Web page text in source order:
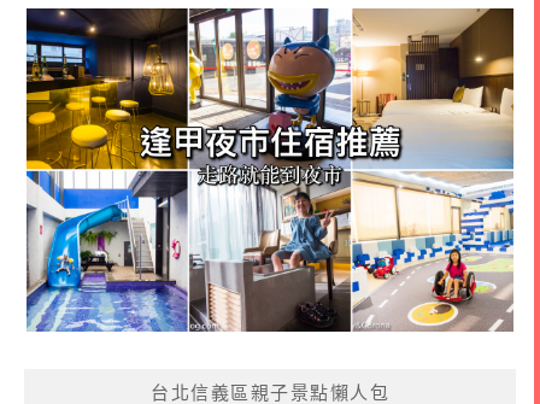
台北信義區親子景點懶人包